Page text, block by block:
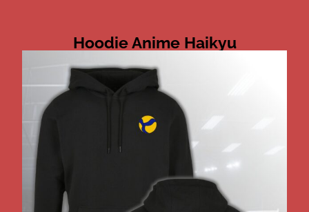
Hoodie Anime Haikyu